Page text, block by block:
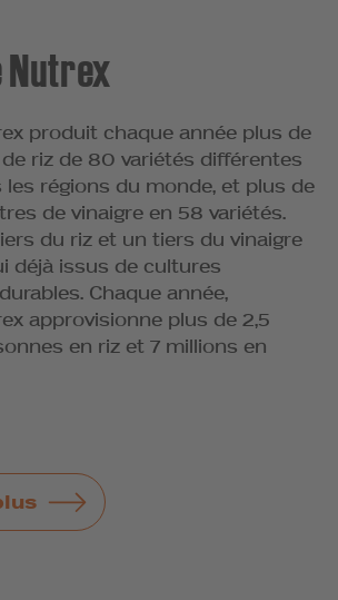
Nutrex
produit chaque année plus de
riz de 80 variétés différentes
régions du monde, et plus de
de vinaigre en 58 variétés.
du riz et un tiers du vinaigre
déjà issus de cultures
Chaque année,
approvisionne plus de 2,5
en riz et 7 millions en